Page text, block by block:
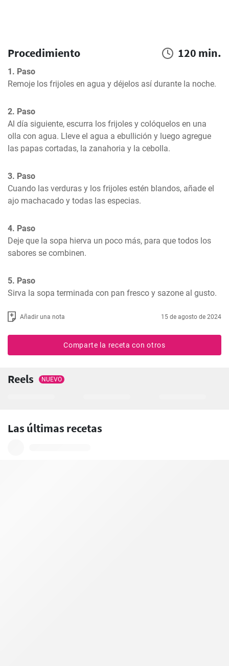
Procedimiento 120 min.
1. Paso
Remoje los frijoles en agua y déjelos así durante la noche.
2. Paso
Al día siguiente, escurra los frijoles y colóquelos en una
olla con agua. Lleve el agua a ebullición y luego agregue
las papas cortadas, la zanahoria y la cebolla.
3. Paso
Cuando las verduras y los frijoles estén blandos, añade el
ajo machacado y todas las especias.
4. Paso
Deje que la sopa hierva un poco más, para que todos los
sabores se combinen.
5. Paso
Sirva la sopa terminada con pan fresco y sazone al gusto.
Añadir una nota 15 de agosto de 2024
Comparte la receta con otros
Reels NUEVO
Las últimas recetas